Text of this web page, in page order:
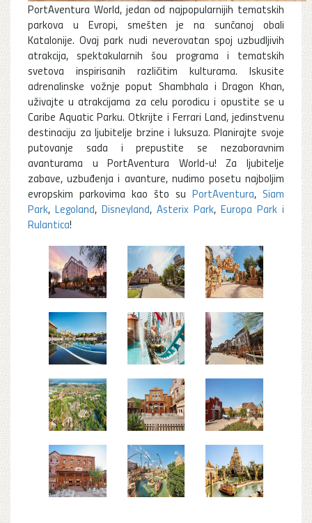
PortAventura World, jedan od najpopularnijih tematskih
parkova u Evropi, smešten je na sunčanoj obali
Katalonije. Ovaj park nudi neverovatan spoj uzbudljivih
atrakcija, spektakularnih šou programa i tematskih
svetova inspirisanih različitim kulturama. Iskusite
adrenalinske vožnje poput Shambhala i Dragon Khan,
uživajte u atrakcijama za celu porodicu i opustite se u
Caribe Aquatic Parku. Otkrijte i Ferrari Land, jedinstvenu
destinaciju za ljubitelje brzine i luksuza. Planirajte svoje
putovanje sada i prepustite se nezaboravnim
avanturama u PortAventura World-u! Za ljubitelje
zabave, uzbuđenja i avanture, nudimo posetu najboljim
evropskim parkovima kao što su PortAventura, Siam
Park, Legoland, Disneyland, Asterix Park, Europa Park i
Rulantica!